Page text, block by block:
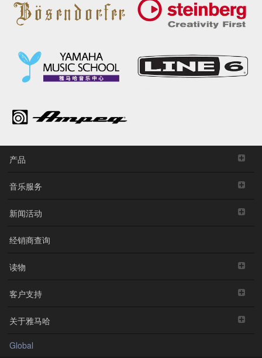
产品
音乐服务
新闻活动
经销商查询
读物
客户支持
关于雅马哈
Global